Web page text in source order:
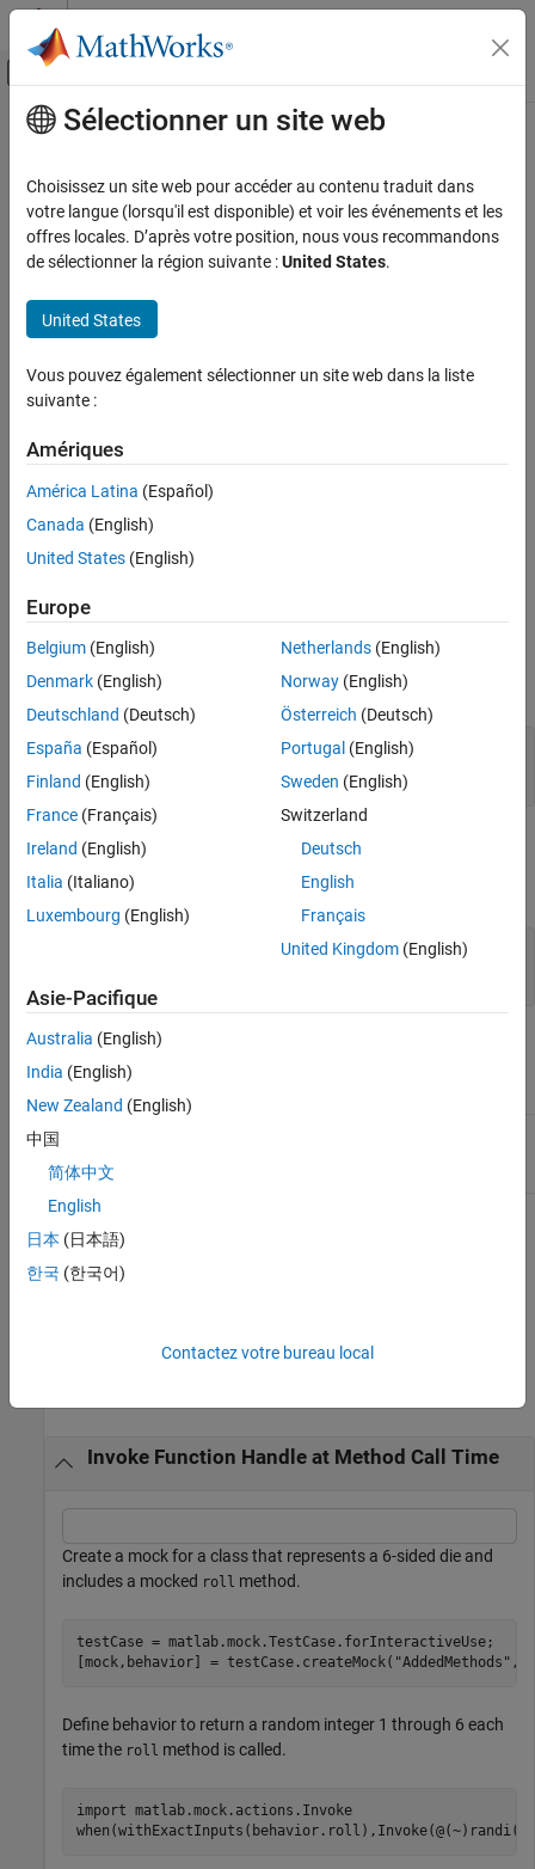
Passer au contenu
Activer/désactiver l'affichage du menu
Accueil de la documentation
Testing Frameworks
Mock Dependencies in Tests
matlab.mock.actions.Invoke Class
ON THIS PAGE
Description
Construction
Methods
Copy Semantics
Examples
Contenu principal
matlab.mock.actions.Invoke Class
Namespace:matlab.mock.actions
Invoke function handle when method is called
expand all in page
Description
To specify that the framework invokes a function handle to
determine outputs when a mock object method is called, use the
which returns values that are defined when you create the
AssignOutputsinstance.
Construction
method is called.
Input Arguments
expand all
fh—Function to invoke
function handle
Properties
expand all
Function to invoke
Methods
repeat
then
Copy Semantics
Value. To learn how value classes affect copy operations, see
Invoke Function Handle at Method Call Time
Create a mock for a class that represents a 6-sided die and
includes a mocked roll method.
testCase = matlab.mock.TestCase.forInteractiveUse;
[mock,behavior] = testCase.createMock( "AddedMethods" ,
Define behavior to return a random integer 1 through 6 each
time the roll method is called.
import matlab.mock.actions.Invoke
Sélectionner un site web
Choisissez un site web pour accéder au contenu traduit dans
votre langue (lorsqu'il est disponible) et voir les événements et les
offres locales. D’après votre position, nous vous recommandons
de sélectionner la région suivante :United States.
United States
Vous pouvez également sélectionner un site web dans la liste
suivante :
Amériques
América Latina (Español)
Canada (English)
United States (English)
Europe
Belgium (English)
Denmark (English)
Deutschland (Deutsch)
España (Español)
Finland (English)
France (Français)
Ireland (English)
Italia (Italiano)
Luxembourg (English)
Netherlands(English)
Norway(English)
Österreich (Deutsch)
Portugal (English)
Sweden (English)
Switzerland
Deutsch
English
Français
United Kingdom(English)
Asie-Pacifique
Australia (English)
India (English)
New Zealand (English)
中国
简体中文
English
日本 (日本語)
한국 (한국어)
Contactez votre bureau local